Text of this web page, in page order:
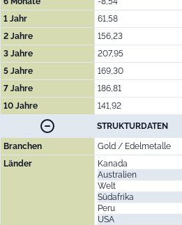
1 Jahr
61,58
2 Jahre
156,23
3 Jahre
207,95
5 Jahre
169,30
7 Jahre
186,81
10 Jahre
141,92
STRUKTURDATEN
Branchen Gold / Edelmetalle
Länder
Kanada
Australien
Welt
Südafrika
Peru
USA